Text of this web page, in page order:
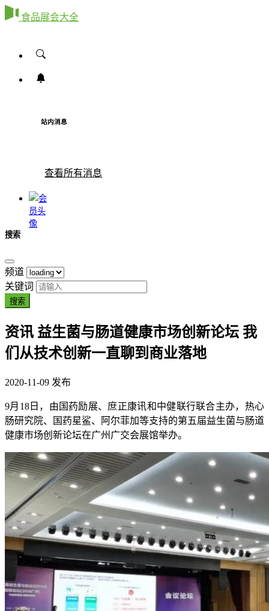
食品展会大全
站内消息
查看所有消息
搜索
频道
关键词
搜索
资讯益生菌与肠道健康市场创新论坛 我
们从技术创新一直聊到商业落地
2020-11-09 发布
9月18日，由国药励展、庶正康讯和中健联行联合主办，热心
肠研究院、国药星鲨、阿尔菲加等支持的第五届益生菌与肠道
健康市场创新论坛在广州广交会展馆举办。